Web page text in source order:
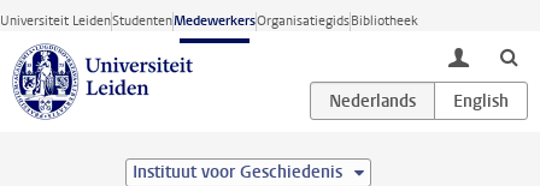
Ga direct naar de inhoud
Universiteit LeidenStudentenMedewerkersOrganisatiegidsBibliotheek
toggle
Instituut voor Geschiedenis